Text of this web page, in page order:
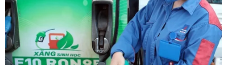
Mỹ điều tra sự cố hàng không liên
quan đến trực thăng chở Tổng thống